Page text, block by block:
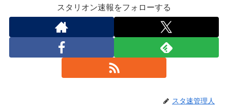
スタリオン速報をフォローする
スタ速管理人